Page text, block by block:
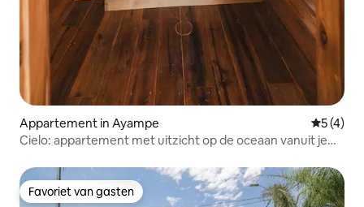
Appartement in Ayampe
5 (4)
Cielo: appartement met uitzicht op de oceaan vanuit je
Favoriet van gasten
Favoriet van gasten